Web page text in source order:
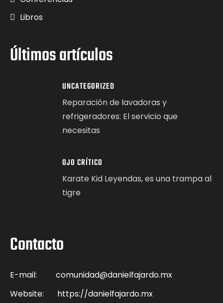
Libros
Últimos artículos
UNCATEGORIZED
Reparación de lavadoras y
refrigeradores: El servicio que
necesitas
OJO CRÍTICO
Karate Kid Leyendas, es una trampa al
tigre
Contacto
E-mail:
comunidad@danielfajardo.mx
Website:
https://danielfajardo.mx